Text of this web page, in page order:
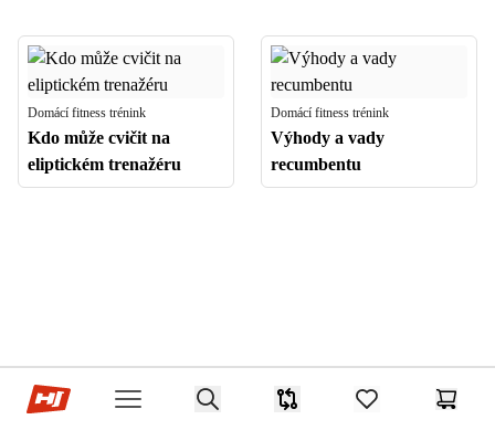
Hop-Sport.cz
Open menu
Search
Srovnávač items in favorites,
Košík
Domácí fitness trénink
Kdo může cvičit na
eliptickém trenažéru
Domácí fitness trénink
Výhody a vady
recumbentu